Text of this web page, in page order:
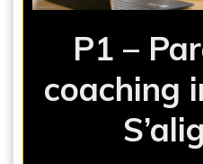
P1 –
coaching